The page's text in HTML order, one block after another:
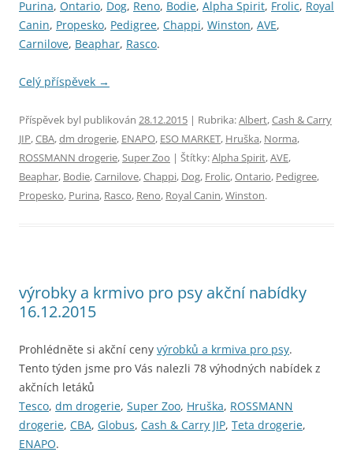
Purina, Ontario, Dog, Reno, Bodie, Alpha Spirit, Frolic, Royal
Canin, Propesko, Pedigree, Chappi, Winston, AVE,
Carnilove, Beaphar, Rasco.
Celý příspěvek →
Příspěvek byl publikován 28.12.2015 | Rubrika:Albert,Cash & Carry
JIP,CBA,dm drogerie, ENAPO, ESO MARKET, Hruška, Norma,
ROSSMANN drogerie,Super Zoo | Štítky:Alpha Spirit,AVE,
Beaphar, Bodie,Carnilove,Chappi, Dog, Frolic,Ontario, Pedigree,
Propesko, Purina, Rasco, Reno, Royal Canin,Winston.
výrobky a krmivo pro psy akční nabídky
16.12.2015
Prohlédněte si akční ceny výrobků a krmiva pro psy.
Tento týden jsme pro Vás nalezli 78 výhodných nabídek z
akčních letáků
Tesco, dm drogerie, Super Zoo, Hruška, ROSSMANN
drogerie, CBA, Globus, Cash & Carry JIP, Teta drogerie,
ENAPO.